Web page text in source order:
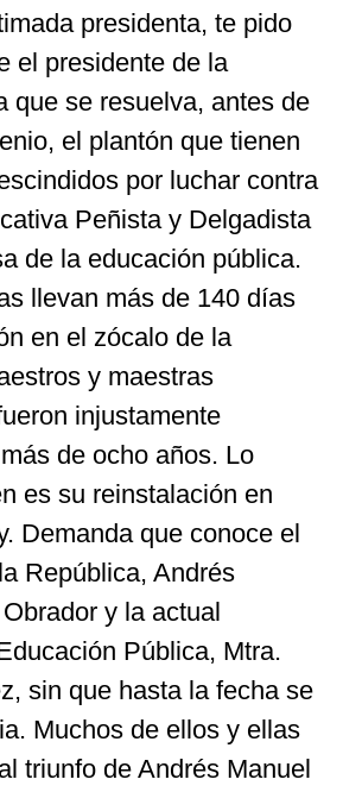
presidenta, te pido
el presidente de la
que se resuelva, antes de
el plantón que tienen
por luchar contra
Peñista y Delgadista
de la educación pública.
llevan más de 140 días
en el zócalo de la
y maestras
injustamente
de ocho años. Lo
es su reinstalación en
Demanda que conoce el
República, Andrés
y la actual
Pública, Mtra.
sin que hasta la fecha se
Muchos de ellos y ellas
triunfo de Andrés Manuel